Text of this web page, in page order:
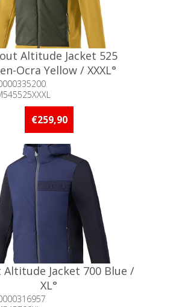
Altitude Jacket 525
Ocra Yellow / XXXL°
Niet voorradig
€259,90
Jacket 700 Blue /
XL°